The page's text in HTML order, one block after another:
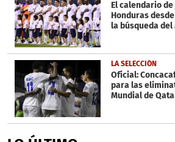
El calendario
Honduras
la búsqueda del
LA SELECCIÓN
Oficial:
para las
Mundial de